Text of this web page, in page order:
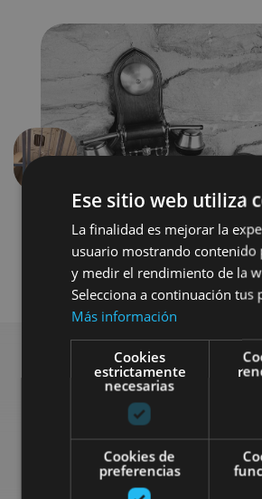
Rechercher
Ese sitio web utiliza
La finalidad es mejorar la
usuario mostrando contenido
y medir el rendimiento de la
Selecciona a continuación tus
Más información
Cookies
estrictamente
necesarias
Cookies de
preferencias